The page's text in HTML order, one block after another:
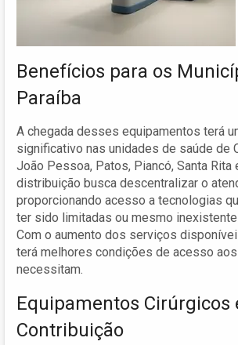
Benefícios para os
Paraíba
A chegada desses equipamentos terá
significativo nas unidades de saúde de
João Pessoa, Patos, Piancó, Santa Rita
distribuição busca descentralizar o
proporcionando acesso a tecnologias
ter sido limitadas ou mesmo
Com o aumento dos serviços
terá melhores condições de acesso
necessitam.
Equipamentos Cirúrgicos
Contribuição